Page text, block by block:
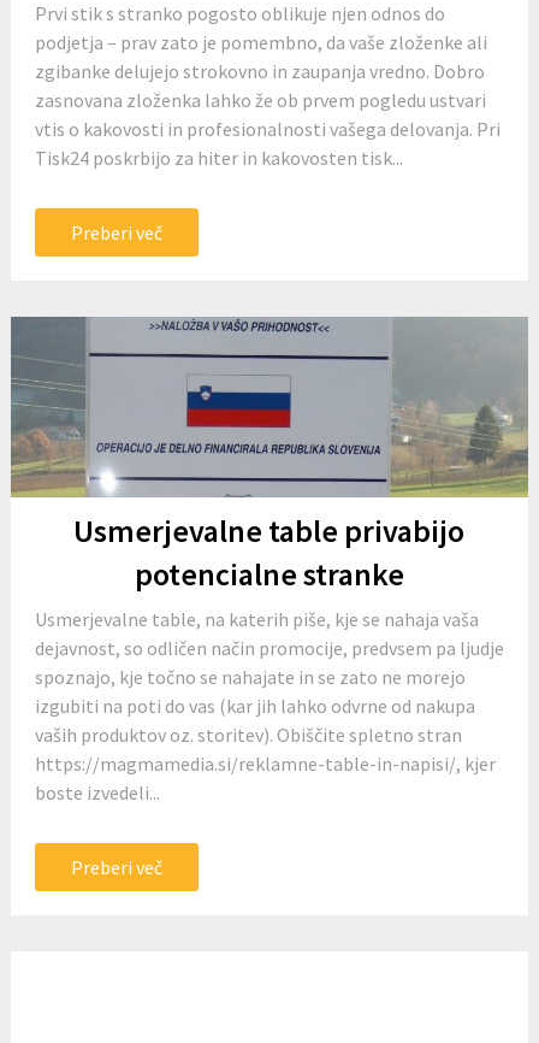
Prvi stik s stranko pogosto oblikuje njen odnos do
podjetja – prav zato je pomembno, da vaše zloženke ali
zgibanke delujejo strokovno in zaupanja vredno. Dobro
zasnovana zloženka lahko že ob prvem pogledu ustvari
vtis o kakovosti in profesionalnosti vašega delovanja. Pri
Tisk24 poskrbijo za hiter in kakovosten tisk...
Preberi več
Usmerjevalne table privabijo
potencialne stranke
Usmerjevalne table, na katerih piše, kje se nahaja vaša
dejavnost, so odličen način promocije, predvsem pa ljudje
spoznajo, kje točno se nahajate in se zato ne morejo
izgubiti na poti do vas (kar jih lahko odvrne od nakupa
vaših produktov oz. storitev). Obiščite spletno stran
https://magmamedia.si/reklamne-table-in-napisi/, kjer
boste izvedeli...
Preberi več